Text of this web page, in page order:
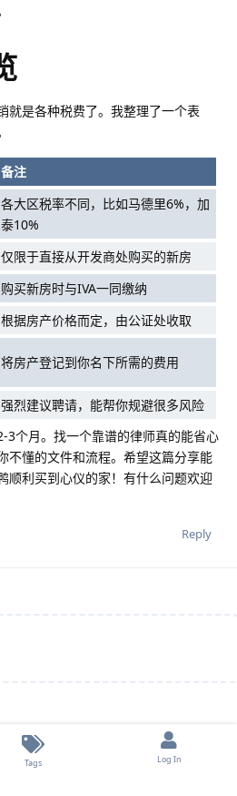
就是各种税费了。我整理了一个表
备注
各大区税率不同，比如马德里6%，加
泰10%
仅限于直接从开发商处购买的新房
购买新房时与IVA一同缴纳
根据房产价格而定，由公证处收取
将房产登记到你名下所需的费用
强烈建议聘请，能帮你规避很多风险
3个月。找一个靠谱的律师真的能省心
不懂的文件和流程。希望这篇分享能
顺利买到心仪的家！有什么问题欢迎
Reply
Tags Log In